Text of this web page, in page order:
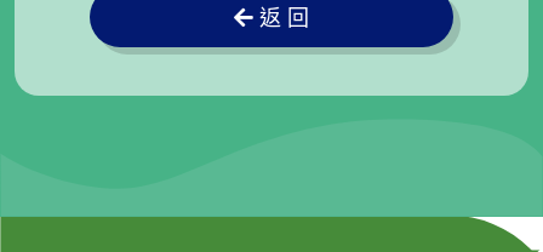
返 回